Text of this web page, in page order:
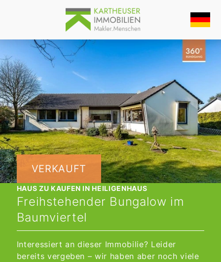
VERKAUFT
HAUS ZU KAUFEN IN HEILIGENHAUS
Freihstehender Bungalow im
Baumviertel
Interessiert an dieser Immobilie? Leider
bereits vergeben – wir haben aber noch viele